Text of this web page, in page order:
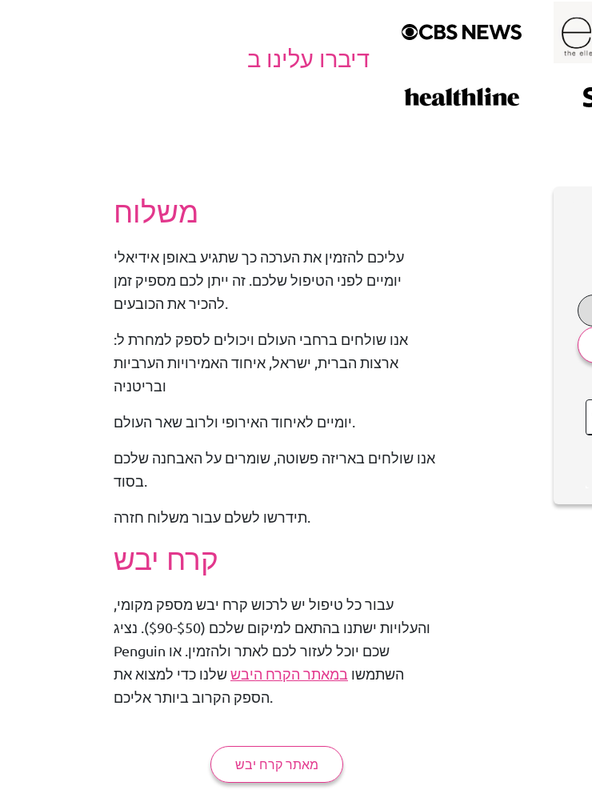
דיברו עלינו ב
משלוח
עליכם להזמין את הערכה כך שתגיע באופן אידיאלי
יומיים לפני הטיפול שלכם. זה ייתן לכם מספיק זמן
להכיר את הכובעים.
אנו שולחים ברחבי העולם ויכולים לספק למחרת ל:
ארצות הברית, ישראל, איחוד האמירויות הערביות
ובריטניה
יומיים לאיחוד האירופי ולרוב שאר העולם.
אנו שולחים באריזה פשוטה, שומרים על האבחנה שלכם
בסוד.
תידרשו לשלם עבור משלוח חזרה.
קרח יבש
עבור כל טיפול יש לרכוש קרח יבש מספק מקומי,
והעלויות ישתנו בהתאם למיקום שלכם ($50-$90). נציג
Penguin שכם יוכל לעזור לכם לאתר ולהזמין. או
השתמשו במאתר הקרח היבש שלנו כדי למצוא את
הספק הקרוב ביותר אליכם.
מאתר קרח יבש